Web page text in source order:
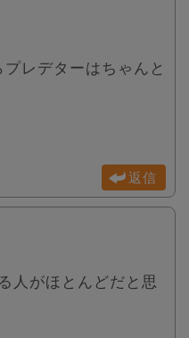
レデターはちゃんと
返信
人がほとんどだと思